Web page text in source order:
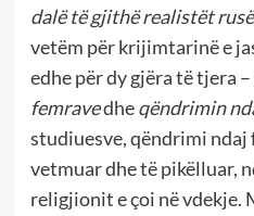
dalë të gjithë realistët
vetëm për krijimtarinë e
edhe për dy gjëra të tjera –
femravedheqëndrimin
studiuesve, qëndrimi ndaj
vetmuar dhe të pikëlluar,
religjionit e çoi në vdekje.